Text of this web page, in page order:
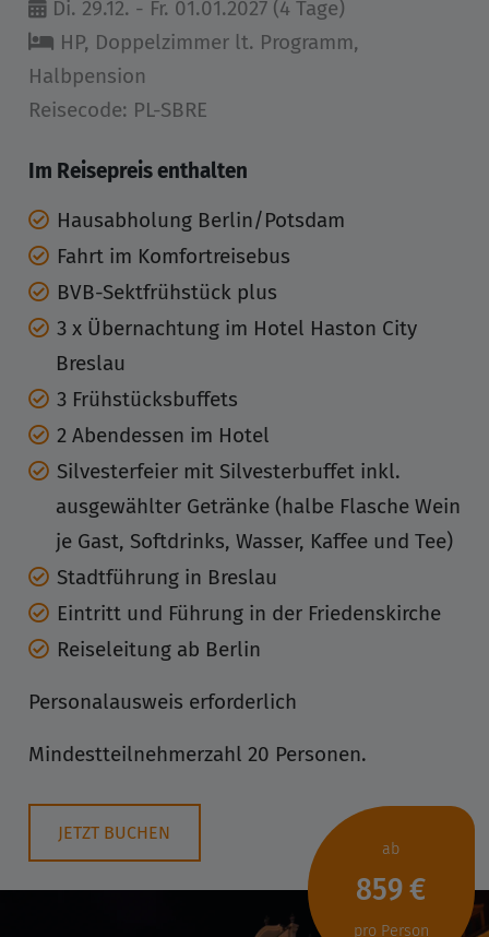
Di. 29.12. - Fr. 01.01.2027 (4 Tage)
HP, Doppelzimmer lt. Programm,
Halbpension
Reisecode: PL-SBRE
Im Reisepreis enthalten
Hausabholung Berlin/Potsdam
Fahrt im Komfortreisebus
BVB-Sektfrühstück plus
3 x Übernachtung im Hotel Haston City
Breslau
3 Frühstücksbuffets
2 Abendessen im Hotel
Silvesterfeier mit Silvesterbuffet inkl.
ausgewählter Getränke (halbe Flasche Wein
je Gast, Softdrinks, Wasser, Kaffee und Tee)
Stadtführung in Breslau
Eintritt und Führung in der Friedenskirche
Reiseleitung ab Berlin
Personalausweis erforderlich
Mindestteilnehmerzahl 20 Personen.
JETZT BUCHEN
ab
859 €
pro Person